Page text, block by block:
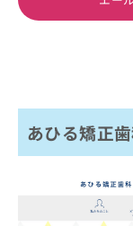
あひる矯正